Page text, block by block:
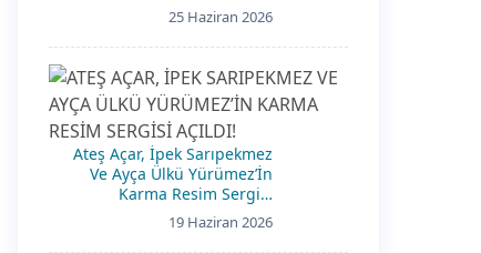
25 Haziran 2026
Ateş Açar, İpek Sarıpekmez
Ve Ayça Ülkü Yürümez’İn
Karma Resim Sergisi
Açıldı!
19 Haziran 2026